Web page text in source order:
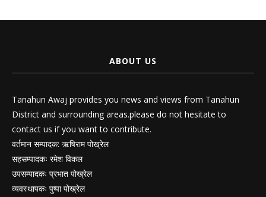
ABOUT US
Tanahun Awaj provides you news and views from Tanahun
District and surrounding areas.please do not hesitate to
contact us if you want to contribute.
वर्तमान सम्पादक: ऋषिराम पोख्रेल
सहसम्पादकः रमेश विकल
उपसम्पादकः प्रभात पोख्रेल
व्यवस्थापकः पुष्पा पोख्रेल